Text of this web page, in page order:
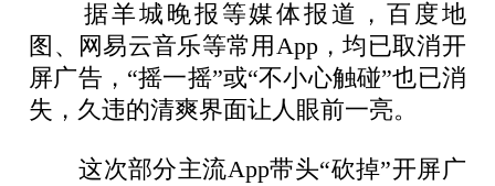
据羊城晚报等媒体报道，百度地
图、网易云音乐等常用App，均已取消开
屏广告，“摇一摇”或“不小心触碰”也已消
失，久违的清爽界面让人眼前一亮。
这次部分主流App带头“砍掉”开屏广